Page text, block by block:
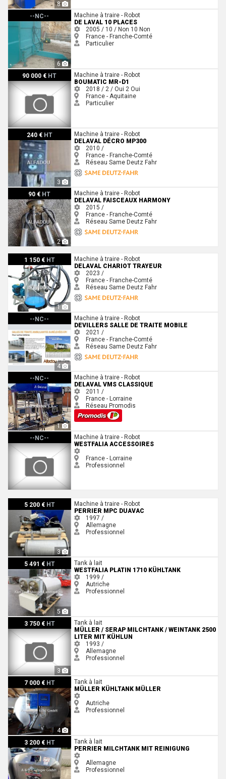
8
--NC--
6
De Laval 10 places
Machine à traire - Robot
DE LAVAL 10 PLACES
2005 / 10 / Non 10 Non
France - Franche-Comté
Particulier
90 000 € HT
Boumatic Mr-D1
Machine à traire - Robot
BOUMATIC MR-D1
2018 / 2 / Oui 2 Oui
France - Aquitaine
Particulier
240 € HT
3
Delaval décro MP300
Machine à traire - Robot
DELAVAL DÉCRO MP300
2010 /
France - Franche-Comté
Réseau Same Deutz Fahr
90 € HT
2
Delaval FAISCEAUX HARMONYMachine à traire - Robot
DELAVAL FAISCEAUX HARMONY
2015 /
France - Franche-Comté
Réseau Same Deutz Fahr
1 150 € HT
1
Delaval chariot trayeur
Machine à traire - Robot
DELAVAL CHARIOT TRAYEUR
2023 /
France - Franche-Comté
Réseau Same Deutz Fahr
--NC--
4
Devillers salle de traite mobileMachine à traire - Robot
DEVILLERS SALLE DE TRAITE MOBILE
2021 /
France - Franche-Comté
Réseau Same Deutz Fahr
--NC--
1
Delaval VMS Classique
Machine à traire - Robot
DELAVAL VMS CLASSIQUE
2011 /
France - Lorraine
Réseau Promodis
--NC--
Westfalia ACCESSOIRESMachine à traire - Robot
WESTFALIA ACCESSOIRES
France - Lorraine
Professionnel
5 200 € HT
3
perrier MPC DUAVAC
Machine à traire - Robot
PERRIER MPC DUAVAC
1997 /
Allemagne
Professionnel
5 491 € HT
5
Westfalia Platin 1710 Kühltank
Tank à lait
WESTFALIA PLATIN 1710 KÜHLTANK
1999 /
Autriche
Professionnel
3 750 € HT
3
Müller / Serap Milchtank / Weintank 2500 Liter mit Kühlun
Tank à lait
MÜLLER / SERAP MILCHTANK / WEINTANK 2500
LITER MIT KÜHLUN
1993 /
Allemagne
Professionnel
7 000 € HT
4
Müller Kühltank Müller
Tank à lait
MÜLLER KÜHLTANK MÜLLER
Autriche
Professionnel
3 200 € HT
perrier Milchtank mit Reinigung
Tank à lait
PERRIER MILCHTANK MIT REINIGUNG
Allemagne
Professionnel